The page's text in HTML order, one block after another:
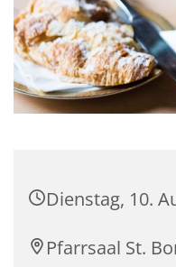
Dienstag, 10.
Pfarrsaal St.